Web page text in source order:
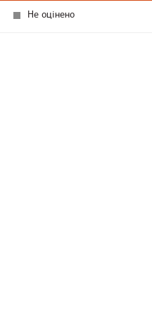
Не оцінено